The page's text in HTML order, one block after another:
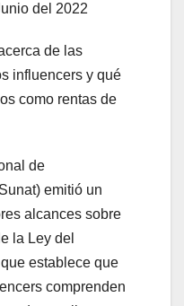
del 2022
de las
influencers y qué
como rentas de
de
emitió un
alcances sobre
la Ley del
establece que
comprenden